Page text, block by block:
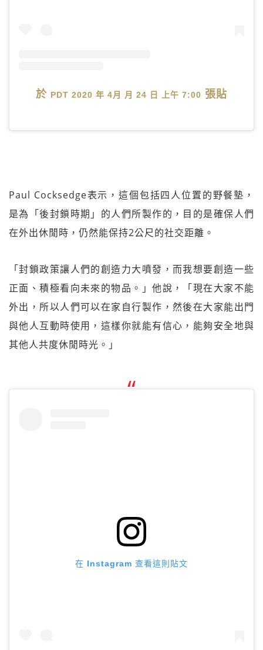
於 PDT 2020 年 4月 月 24 日 上午 7:00 張貼
Paul Cocksedge表示，這個包括四人位置的野餐墊，
是為「後封鎖時期」的人們所製作的，目的是確保人們
在外出休閒時，仍然能保持2公尺的社交距離。
「封鎖政策讓人們的創造力大噴發，而我想要創造一些
正面、積極看向未來的物品。」他說，「現在大家不能
外出，所以人們可以在家自行製作，然後在大家能出門
與他人互動時使用，這樣你就能有信心，能夠安全地與
其他人共度休閒時光。」
在 Instagram 查看這則貼文